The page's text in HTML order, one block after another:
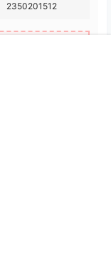
2350201512